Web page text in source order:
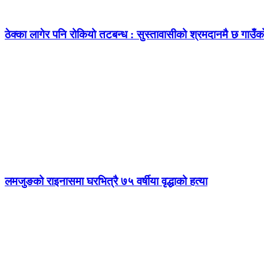
ठेक्का लागेर पनि रोकियो तटबन्ध : सुस्तावासीको श्रमदानमै छ
लमजुङको राइनासमा घरभित्रै ७५ वर्षीया वृद्धाको हत्या